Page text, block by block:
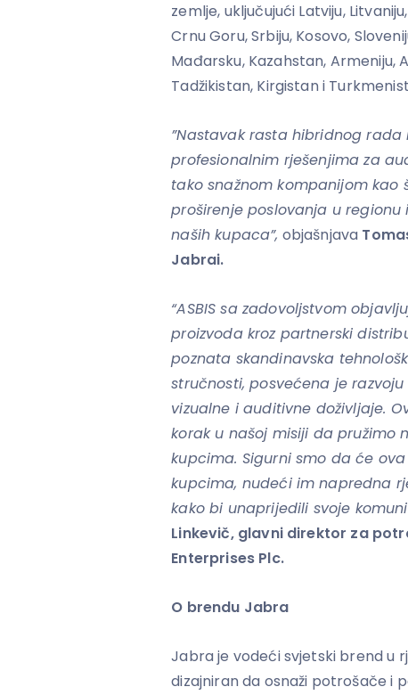
zemlje, uključujući Latviju,
Crnu Goru, Srbiju, Kosovo,
Mađarsku, Kazahstan, Armeniju,
Tadžikistan, Kirgistan i
”Nastavak rasta hibridnog
profesionalnim rješenjima za
tako snažnom kompanijom kao
proširenje poslovanja u
naših kupaca”, objašnjava
Jabrai.
“ASBIS sa zadovoljstvom
proizvoda kroz partnerski
poznata skandinavska
stručnosti, posvećena je
vizualne i auditivne doživljaje.
korak u našoj misiji da pružimo
kupcima. Sigurni smo da će
kupcima, nudeći im napredna
kako bi unaprijedili svoje
Linkevič, glavni direktor za
Enterprises Plc.
O brendu Jabra
Jabra je vodeći svjetski brend u
dizajniran da osnaži potrošače i